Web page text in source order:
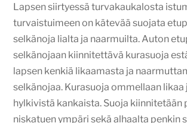
Lapsen siirtyessä turvakaukalosta
turvaistuimeen on kätevää suojata
selkänoja lialta ja naarmuilta. Auton
selkänojaan kiinnitettävä kurasuoja
lapsen kenkiä likaamasta ja
selkänojaa. Kurasuoja ommellaan likaa
hylkivistä kankaista. Suoja kiinnitetään
niskatuen ympäri sekä alhaalta penkin